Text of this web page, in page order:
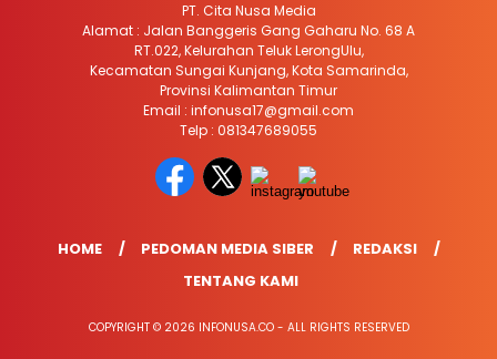
PT. Cita Nusa Media
Alamat : Jalan Banggeris Gang Gaharu No. 68 A
RT.022, Kelurahan Teluk LerongUlu,
Kecamatan Sungai Kunjang, Kota Samarinda,
Provinsi Kalimantan Timur
Email : infonusa17@gmail.com
Telp : 081347689055
HOME PEDOMAN MEDIA SIBER
REDAKSI
TENTANG KAMI
COPYRIGHT © 2026 INFONUSA.CO - ALL RIGHTS RESERVED